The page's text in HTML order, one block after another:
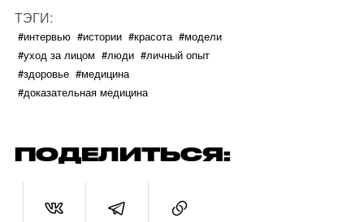
ТЭГИ:
#интервью #истории #красота #модели
#уход за лицом #люди #личный опыт
#здоровье #медицина
#доказательная медицина
ПОДЕЛИТЬСЯ: